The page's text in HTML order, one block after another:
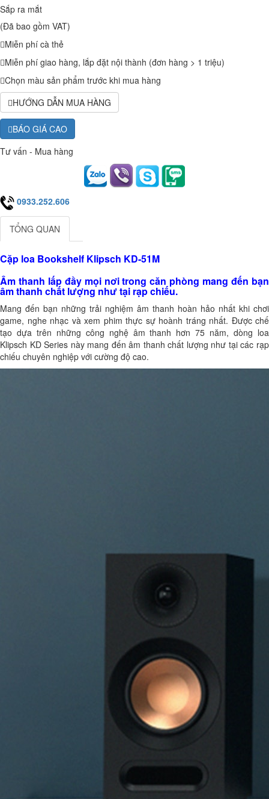
Sắp ra mắt
(Đã bao gồm VAT)
Miễn phí cà thẻ
Miễn phí giao hàng, lắp đặt nội thành (đơn hàng > 1 triệu)
Chọn màu sản phẩm trước khi mua hàng
HƯỚNG DẪN MUA HÀNG
BÁO GIÁ CAO
Tư vấn - Mua hàng
0933.252.606
TỔNG QUAN
Cặp loa Bookshelf Klipsch KD-51M
Âm thanh lấp đầy mọi nơi trong căn phòng mang đến bạn
âm thanh chất lượng như tại rạp chiếu.
Mang đến bạn những trải nghiệm âm thanh hoàn hảo nhất khi chơi
game, nghe nhạc và xem phim thực sự hoành tráng nhất. Được chế
tạo dựa trên những công nghệ âm thanh hơn 75 năm, dòng loa
Klipsch KD Series này mang đến âm thanh chất lượng như tại các rạp
chiếu chuyên nghiệp với cường độ cao.